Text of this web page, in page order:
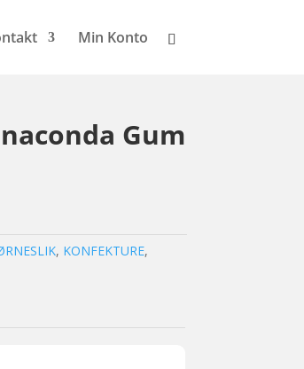
Min Konto
Gum
, KONFEKTURE,